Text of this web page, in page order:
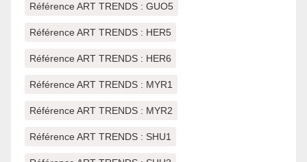
Référence ART TRENDS : GUO5
Référence ART TRENDS : HER5
Référence ART TRENDS : HER6
Référence ART TRENDS : MYR1
Référence ART TRENDS : MYR2
Référence ART TRENDS : SHU1